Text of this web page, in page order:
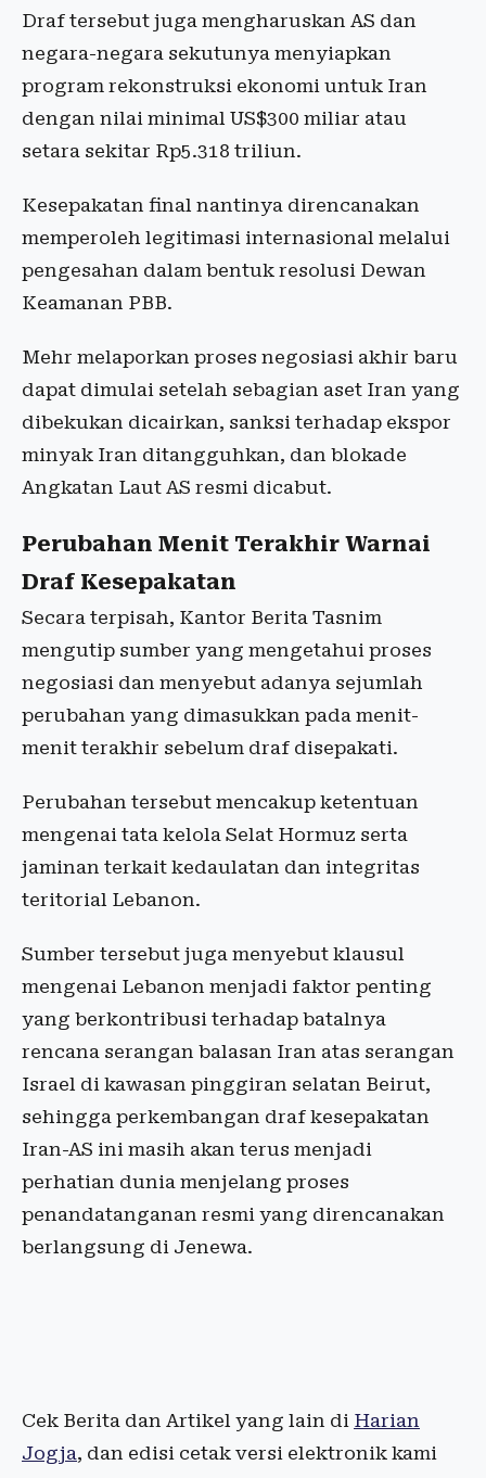
Draf tersebut juga mengharuskan AS dan
negara-negara sekutunya menyiapkan
program rekonstruksi ekonomi untuk Iran
dengan nilai minimal US$300 miliar atau
setara sekitar Rp5.318 triliun.
Kesepakatan final nantinya direncanakan
memperoleh legitimasi internasional melalui
pengesahan dalam bentuk resolusi Dewan
Keamanan PBB.
Mehr melaporkan proses negosiasi akhir baru
dapat dimulai setelah sebagian aset Iran yang
dibekukan dicairkan, sanksi terhadap ekspor
minyak Iran ditangguhkan, dan blokade
Angkatan Laut AS resmi dicabut.
Perubahan Menit Terakhir Warnai
Draf Kesepakatan
Secara terpisah, Kantor Berita Tasnim
mengutip sumber yang mengetahui proses
negosiasi dan menyebut adanya sejumlah
perubahan yang dimasukkan pada menit-
menit terakhir sebelum draf disepakati.
Perubahan tersebut mencakup ketentuan
mengenai tata kelola Selat Hormuz serta
jaminan terkait kedaulatan dan integritas
teritorial Lebanon.
Sumber tersebut juga menyebut klausul
mengenai Lebanon menjadi faktor penting
yang berkontribusi terhadap batalnya
rencana serangan balasan Iran atas serangan
Israel di kawasan pinggiran selatan Beirut,
sehingga perkembangan draf kesepakatan
Iran-AS ini masih akan terus menjadi
perhatian dunia menjelang proses
penandatanganan resmi yang direncanakan
berlangsung di Jenewa.
Cek Berita dan Artikel yang lain di Harian
Jogja, dan edisi cetak versi elektronik kami